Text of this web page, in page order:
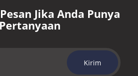
Jika Anda Punya
Pertanyaan
Kirim